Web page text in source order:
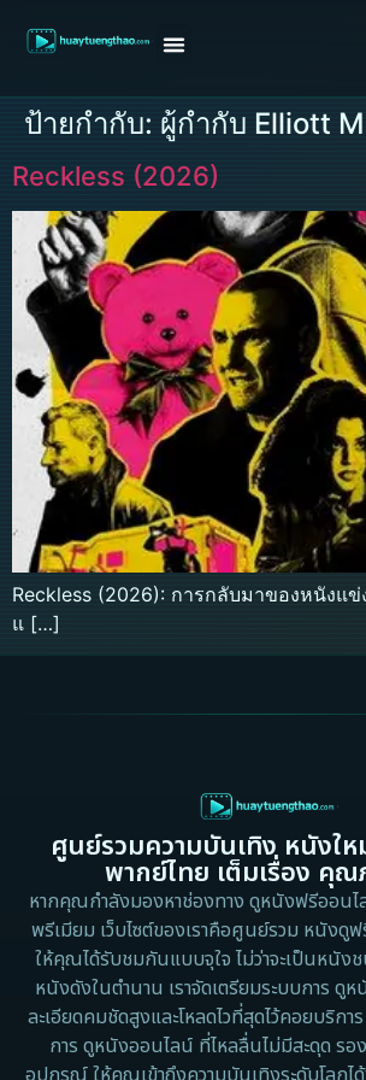
ป้ายกำกับ: ผู้กำกับ Elliott
Reckless (2026)
Reckless (2026): การกลับมาของหนังแ
แ […]
ศูนย์รวมความบันเทิง หนังใ
พากย์ไทย เต็มเรื่อง คุ
หากคุณกำลังมองหาช่องทาง ดูหนังฟรีออน
พรีเมียม เว็บไซต์ของเราคือศูนย์รวม หนังดู
ให้คุณได้รับชมกันแบบจุใจ ไม่ว่าจะเป็นหนังช
หนังดังในตำนาน เราจัดเตรียมระบบการ ดู
ละเอียดคมชัดสูงและโหลดไวที่สุดไว้คอยบริก
การ ดูหนังออนไลน์ ที่ไหลลื่นไม่มีสะดุด รอ